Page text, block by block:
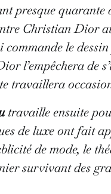
presque quarante
Christian Dior
commande le
l’empêchera de
travaillera
travaille ensuite
de luxe ont fait
de mode, le
survivant des